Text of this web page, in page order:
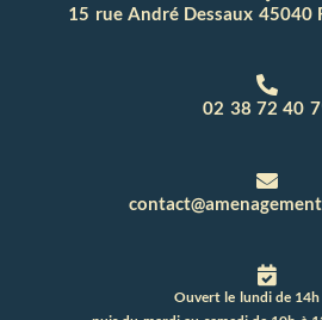
15 rue André Dessaux 45040
02 38 72 40
Ouvert le lundi de